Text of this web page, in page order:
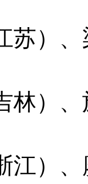
） 、
林）
江）